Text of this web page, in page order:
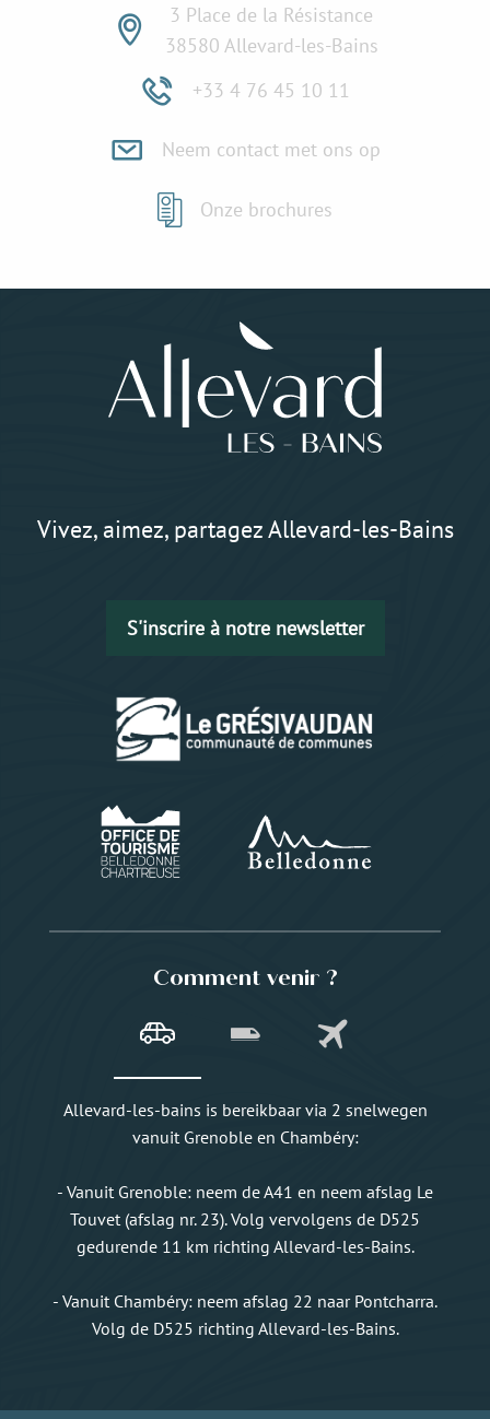
3 Place de la Résistance
38580 Allevard-les-Bains
+33 4 76 45 10 11
Neem contact met ons op
Onze brochures
Vivez, aimez, partagez Allevard-les-Bains
S'inscrire à notre newsletter
Comment venir ?
Allevard-les-bains is bereikbaar via 2 snelwegen
vanuit Grenoble en Chambéry:
- Vanuit Grenoble: neem de A41 en neem afslag Le
Touvet (afslag nr. 23). Volg vervolgens de D525
gedurende 11 km richting Allevard-les-Bains.
- Vanuit Chambéry: neem afslag 22 naar Pontcharra.
Volg de D525 richting Allevard-les-Bains.